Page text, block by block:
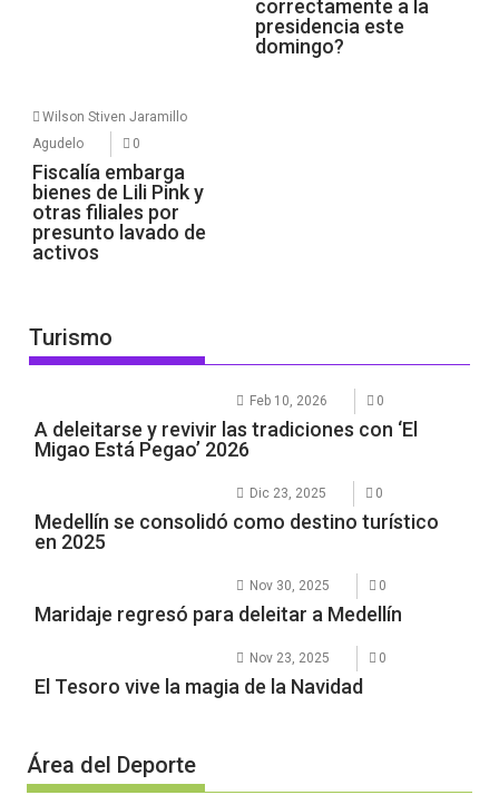
correctamente a la
presidencia este
domingo?
Wilson Stiven Jaramillo
Agudelo
0
Fiscalía embarga
bienes de Lili Pink y
otras filiales por
presunto lavado de
activos
Turismo
Feb 10, 2026 0
A deleitarse y revivir las tradiciones con ‘El
Migao Está Pegao’ 2026
Dic 23, 2025 0
Medellín se consolidó como destino turístico
en 2025
Nov 30, 2025 0
Maridaje regresó para deleitar a Medellín
Nov 23, 2025 0
El Tesoro vive la magia de la Navidad
Área del Deporte